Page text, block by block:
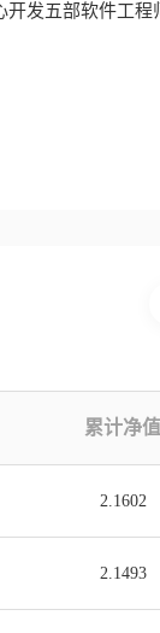
发五部软件工
累计净值
2.1602
2.1493